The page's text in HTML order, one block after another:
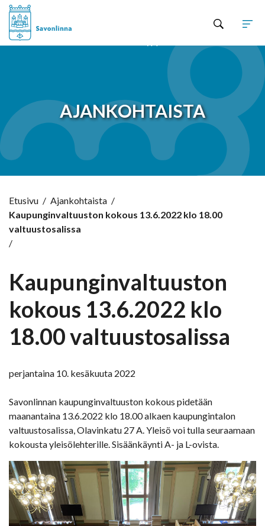
AJANKOHTAISTA
Etusivu / Ajankohtaista /
Kaupunginvaltuuston kokous 13.6.2022 klo 18.00
valtuustosalissa
/
Kaupunginvaltuuston
kokous 13.6.2022 klo
18.00 valtuustosalissa
perjantaina 10. kesäkuuta 2022
Savonlinnan kaupunginvaltuuston kokous pidetään
maanantaina 13.6.2022 klo 18.00 alkaen kaupungintalon
valtuustosalissa, Olavinkatu 27 A. Yleisö voi tulla seuraamaan
kokousta yleisölehterille. Sisäänkäynti A- ja L-ovista.